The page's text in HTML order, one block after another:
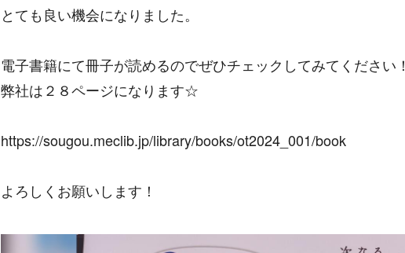
とても良い機会になりました。
電子書籍にて冊子が読めるのでぜひチェックしてみてください！
弊社は２８ページになります☆
https://sougou.meclib.jp/library/books/ot2024_001/book
よろしくお願いします！